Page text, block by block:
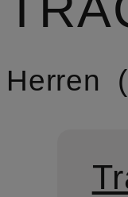
Herren